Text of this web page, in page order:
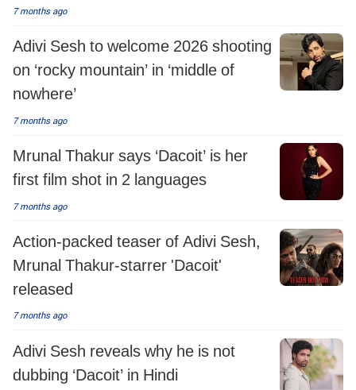
7 months ago
Adivi Sesh to welcome 2026 shooting
on ‘rocky mountain’ in ‘middle of
nowhere’
7 months ago
Mrunal Thakur says ‘Dacoit’ is her
first film shot in 2 languages
7 months ago
Action-packed teaser of Adivi Sesh,
Mrunal Thakur-starrer 'Dacoit'
released
7 months ago
Adivi Sesh reveals why he is not
dubbing ‘Dacoit’ in Hindi